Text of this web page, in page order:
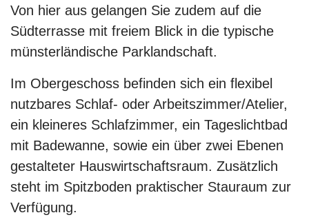
Von hier aus gelangen Sie zudem auf die
Südterrasse mit freiem Blick in die typische
münsterländische Parklandschaft.
Im Obergeschoss befinden sich ein flexibel
nutzbares Schlaf- oder Arbeitszimmer/Atelier,
ein kleineres Schlafzimmer, ein Tageslichtbad
mit Badewanne, sowie ein über zwei Ebenen
gestalteter Hauswirtschaftsraum. Zusätzlich
steht im Spitzboden praktischer Stauraum zur
Verfügung.